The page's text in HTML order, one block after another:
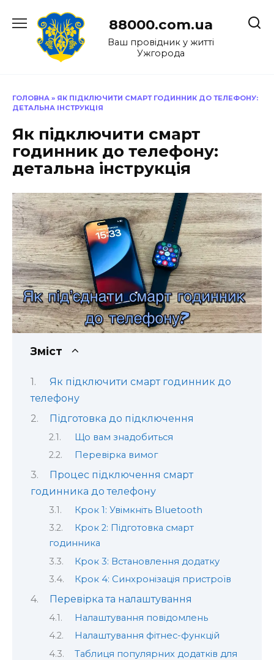
до
88000.com.ua
Ваш провідник у житті
Ужгорода
ГОЛОВНА » ЯК ПІДКЛЮЧИТИ СМАРТ ГОДИННИК ДО ТЕЛЕФОНУ:
ДЕТАЛЬНА ІНСТРУКЦІЯ
Як підключити смарт
годинник до телефону:
детальна інструкція
Зміст
Як підключити смарт годинник до
телефону
Підготовка до підключення
Що вам знадобиться
Перевірка вимог
Процес підключення смарт
годинника до телефону
Крок 1: Увімкніть Bluetooth
Крок 2: Підготовка смарт
годинника
Крок 3: Встановлення додатку
Крок 4: Синхронізація пристроїв
Перевірка та налаштування
Налаштування повідомлень
Налаштування фітнес-функцій
Таблиця популярних додатків для